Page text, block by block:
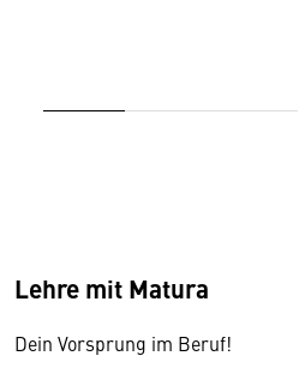
Lehre mit Matura
Dein Vorsprung im Beruf!